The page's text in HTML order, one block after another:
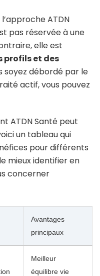
ATDN
pas réservée à une
elle est
profils et des
soyez débordé par le
actif, vous pouvez
ATDN Santé peut
un tableau qui
pour différents
mieux identifier en
concerner
Avantages
principaux
Meilleur
équilibre vie